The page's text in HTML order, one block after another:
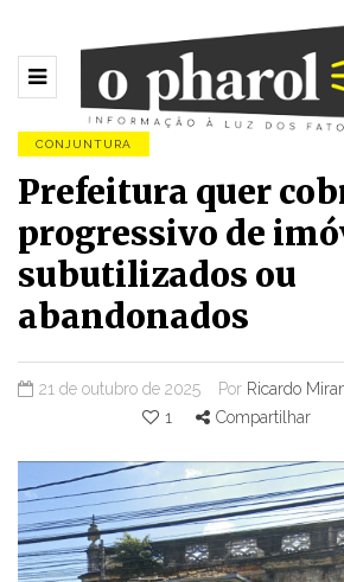
CONJUNTURA
Prefeitura quer
progressivo de
subutilizados ou
abandonados
21 de outubro de 2025 Por Ricardo
1
Compartilhar